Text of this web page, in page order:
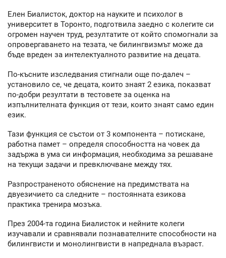
Елен Биалисток, доктор на науките и психолог в
университет в Торонто, подготвила заедно с колегите си
огромен научен труд, резултатите от който спомогнали за
опровергаването на тезата, че билингвизмът може да
бъде вреден за интелектуалното развитие на децата.
По-късните изследвания стигнали още по-далеч –
установило се, че децата, които знаят 2 езика, показват
по-добри резултати в тестовете за оценка на
изпълнителната функция от тези, които знаят само един
език.
Тази функция се състои от 3 компонента – потискане,
работна памет – определя способността на човек да
задържа в ума си информация, необходима за решаване
на текущи задачи и превключване между тях.
Разпространеното обяснение на предимствата на
двуезичието са следните – постоянната езикова
практика тренира мозъка.
През 2004-та година Биалисток и нейните колеги
изучавали и сравнявали познавателните способности на
билингвисти и монолингвисти в напреднала възраст.